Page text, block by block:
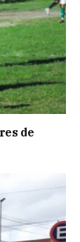
de